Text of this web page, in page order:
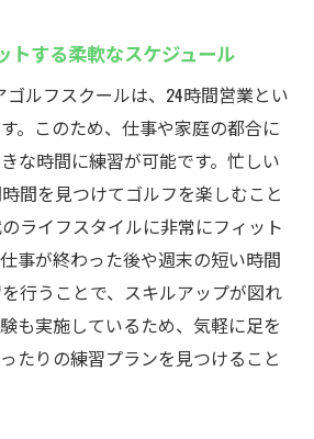
による詳細なショット解析
ース体験を可能にする技術
ォームの瞬間分析
グの効果を最大化するシステム
対応した継続的な学び
最新技術へのアクセス
ンドアゴルフスクールCaddyで自
のプライベートタイムを活用
ルな時間割で自己ベストを更新
トする柔軟なスケジュール
ゴルフスクールは、24時間営業とい
。このため、仕事や家庭の都合に
な時間に練習が可能です。忙しい
間を見つけてゴルフを楽しむこと
ライフスタイルに非常にフィット
事が終わった後や週末の短い時間
行うことで、スキルアップが図れ
も実施しているため、気軽に足を
たりの練習プランを見つけること